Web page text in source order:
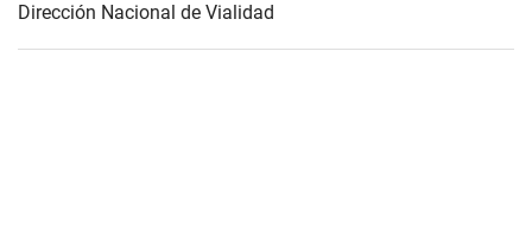
Dirección Nacional de Vialidad